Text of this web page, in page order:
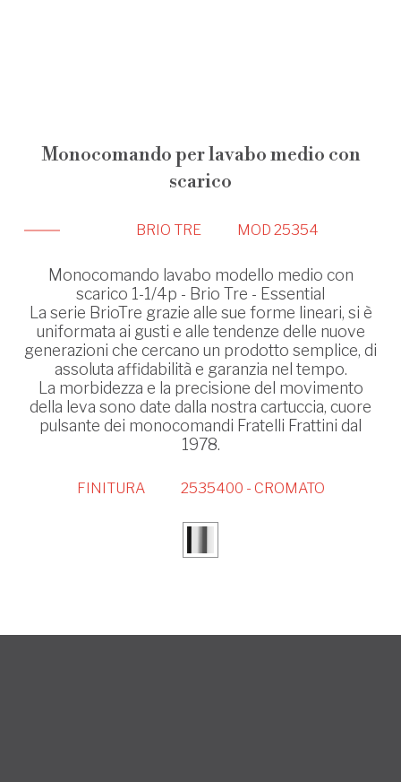
Monocomando per lavabo medio con
scarico
BRIO TRE MOD 25354
Monocomando lavabo modello medio con
scarico 1-1/4p - Brio Tre - Essential
La serie BrioTre grazie alle sue forme lineari, si è
uniformata ai gusti e alle tendenze delle nuove
generazioni che cercano un prodotto semplice, di
assoluta affidabilità e garanzia nel tempo.
La morbidezza e la precisione del movimento
della leva sono date dalla nostra cartuccia, cuore
pulsante dei monocomandi Fratelli Frattini dal
1978.
FINITURA 2535400 - CROMATO